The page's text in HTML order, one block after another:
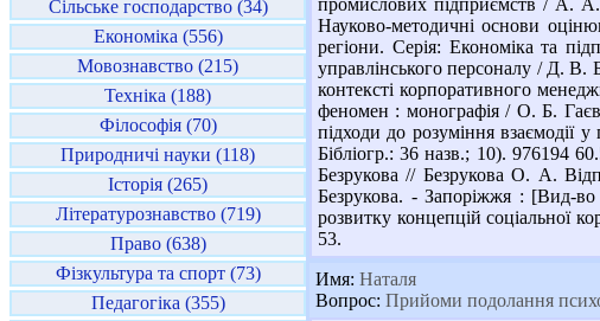
Сільське господарство (34)
Економіка (556)
Мовознавство (215)
Техніка (188)
Філософія (70)
Природничі науки (118)
Історія (265)
Літературознавство (719)
Право (638)
Фізкультура та спорт (73)
Педагогіка (355)
промислових підприємств / А.
Науково-методичні основи
регіони. Серія: Економіка та
управлінського персоналу / Д. В.
контексті корпоративного
феномен : монографія / О. Б.
підходи до розуміння взаємодії
Бібліогр.: 36 назв.; 10). 976194
Безрукова // Безрукова О. А.
Безрукова. - Запоріжжя : [Вид-
розвитку концепцій соціальної
53.
Имя: Наталя
Вопрос: Прийоми подолання